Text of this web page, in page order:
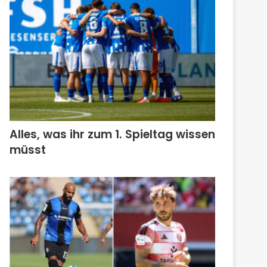
Alles, was ihr zum 1. Spieltag wissen
müsst